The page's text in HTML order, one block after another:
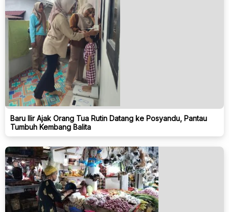
Baru Ilir Ajak Orang Tua Rutin Datang ke Posyandu, Pantau
Tumbuh Kembang Balita